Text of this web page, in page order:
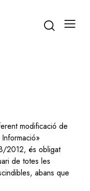
modificació de
2012, és obligat
de totes les
abans que